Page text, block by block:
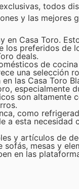
todos
y las mejores
en Casa Toro.
los preferidos de
deals.
de
una selección
las Casa Toro
especialmente
son altamente
como
a esta necesidad
y artículos de
sofás, mesas y
en las